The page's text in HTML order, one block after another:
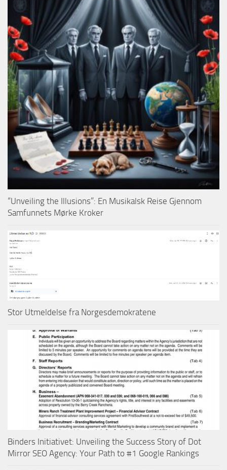
“Unveiling the Illusions”: En Musikalsk Reise Gjennom
Samfunnets Mørke Kroker
Stor Utmeldelse fra Norgesdemokratene
Binders Initiativet: Unveiling the Success Story of Dot
Mirror SEO Agency: Your Path to #1 Google Rankings